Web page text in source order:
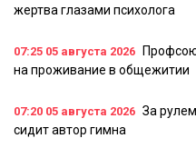
жертва глазами психолога
07:25 05 августа 2026
на проживание в общежитии
07:20 05 августа 2026 За
сидит автор гимна